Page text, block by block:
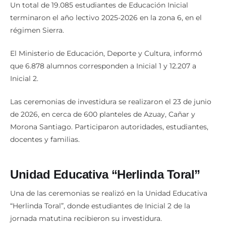
Un total de 19.085 estudiantes de Educación Inicial
terminaron el año lectivo 2025-2026 en la zona 6, en el
régimen Sierra.
El Ministerio de Educación, Deporte y Cultura, informó
que 6.878 alumnos corresponden a Inicial 1 y 12.207 a
Inicial 2.
Las ceremonias de investidura se realizaron el 23 de junio
de 2026, en cerca de 600 planteles de Azuay, Cañar y
Morona Santiago. Participaron autoridades, estudiantes,
docentes y familias.
Unidad Educativa “Herlinda Toral”
Una de las ceremonias se realizó en la Unidad Educativa
“Herlinda Toral”, donde estudiantes de Inicial 2 de la
jornada matutina recibieron su investidura.